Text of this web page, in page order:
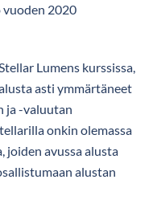
2020
Lumens kurssissa,
asti ymmärtäneet
ja -valuutan
onkin olemassa
joiden avussa alusta
alustan